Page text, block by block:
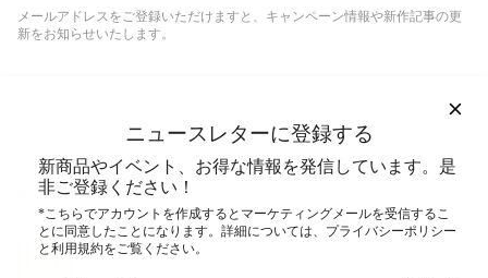
ニュースレターに登録する
新商品やイベント、お得な情報を発信しています。是
非ご登録ください！
*こちらでアカウントを作成するとマーケティングメールを受信するこ
とに同意したことになります。詳細については、プライバシーポリシー
と利用規約をご覧ください。
メールアドレスをご登録いただけますと、キャンペーン情報や新作記事の更
新をお知らせいたします。
SNS